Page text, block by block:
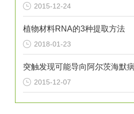
2015-12-24
植物材料RNA的3种提取方法
2018-01-23
突触发现可能导向阿尔茨海默
2015-12-07